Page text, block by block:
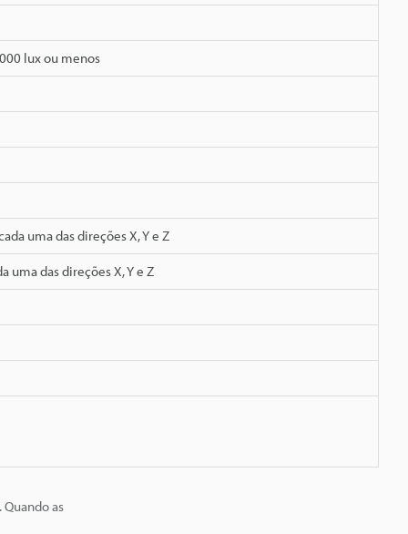
lux ou menos
uma das direções X, Y e Z
uma das direções X, Y e Z
as